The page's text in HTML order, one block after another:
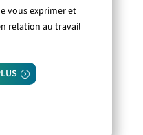
vous exprimer et
relation au travail